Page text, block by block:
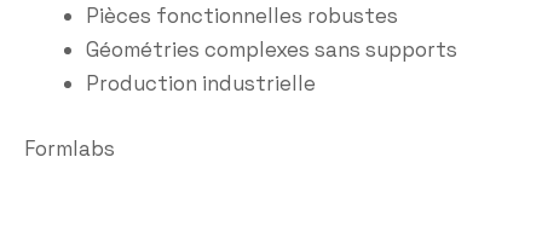
Pièces fonctionnelles robustes
Géométries complexes sans supports
Production industrielle
Formlabs